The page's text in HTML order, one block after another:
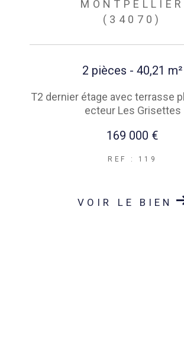
MONTPELLIER
(34070)
2 pièces - 40,21 m²
T2 dernier étage avec terrasse
ecteur Les Grisettes
169 000 €
REF : 119
VOIR LE BIEN